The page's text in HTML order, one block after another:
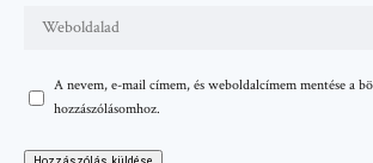
A nevem, e-mail címem, és weboldalcímem mentése a
hozzászólásomhoz.